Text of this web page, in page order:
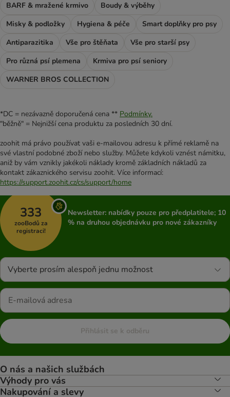
BARF & mražené krmivo
Boudy & výběhy
Misky & podložky
Hygiena & péče
Smart doplňky pro psy
Antiparazitika
Vše pro štěňata
Vše pro starší psy
Pro různá psí plemena
Krmiva pro psí seniory
WARNER BROS COLLECTION
*DC = nezávazně doporučená cena ** Podmínky.
"běžně" = Nejnižší cena produktu za posledních 30 dní.
zoohit má právo používat vaši e-mailovou adresu k přímé reklamě na
své vlastní podobné zboží nebo služby. Můžete kdykoli vznést námitku,
aniž by vám vznikly jakékoli náklady kromě základních nákladů za
kontakt zákaznického servisu zoohit. Více informací:
https://support.zoohit.cz/cs/support/home
333
zooBodů za
registraci!
Newsletter: nabídky pouze pro předplatitele; 10
% na druhou objednávku pro nové zákazníky
Vyberte prosím alespoň jednu možnost
Přihlásit se k odběru
O nás a našich službách
Výhody pro vás
Nakupování a slevy